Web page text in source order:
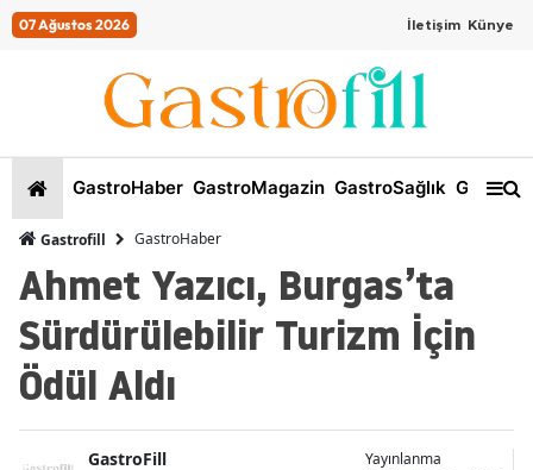
07 Ağustos 2026 İletişim Künye
GastroHaber GastroMagazin GastroSağlık
Gastrofill GastroHaber
Ahmet Yazıcı, Burgas’ta
Sürdürülebilir Turizm İçin
Ödül Aldı
GastroFill
Yayınlanma